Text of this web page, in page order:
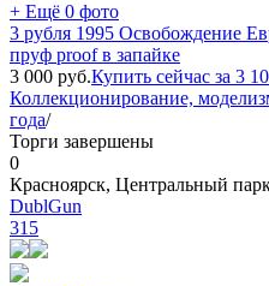
+ Ещё 0 фото
3 рубля 1995 Освобождение
пруф proof в запайке
3 000 руб.Купить сейчас за 3
Коллекционирование,
года/
Торги завершены
0
Красноярск, Центральный
DublGun
315